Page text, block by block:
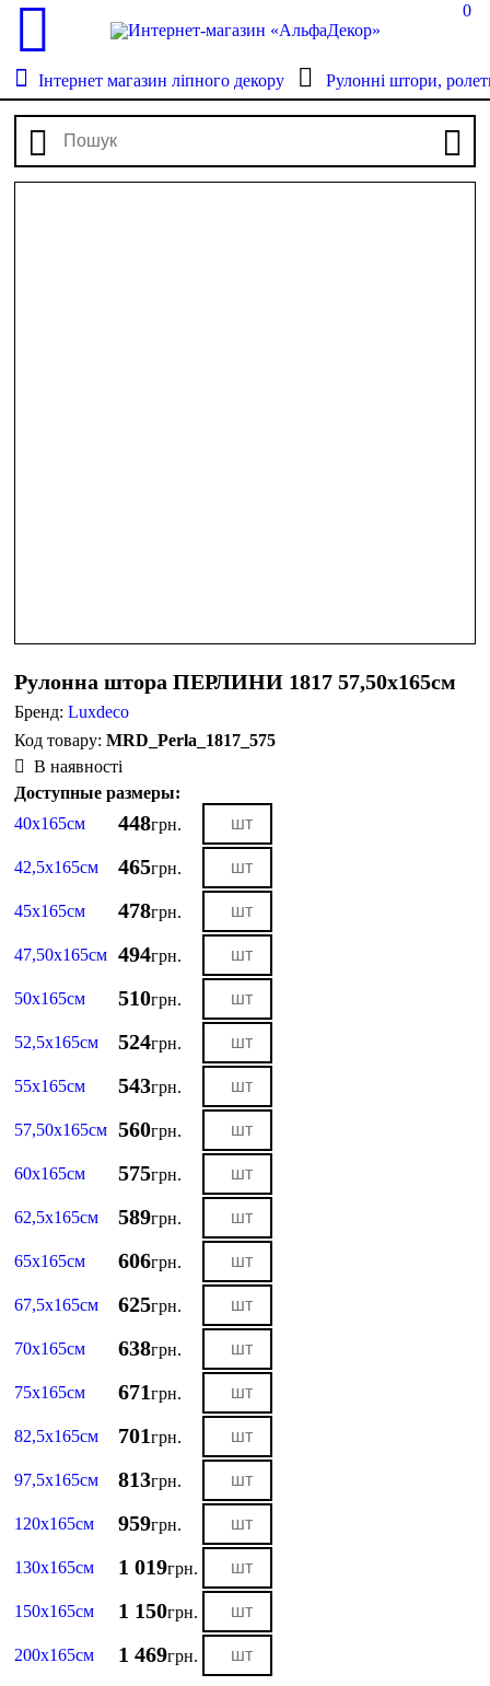
0
Інтернет магазин ліпного декору Рулонні штори,
Рулонна штора ПЕРЛИНИ 1817 57,50х165см
Бренд:Luxdeco
MRD_Perla_1817_575
В наявності
Доступные размеры:
40х165см
448грн.
42,5х165см 465грн.
45х165см 478грн.
47,50х165см 494грн.
50х165см 510грн.
52,5х165см 524грн.
55х165см 543грн.
57,50х165см 560грн.
60х165см 575грн.
62,5х165см 589грн.
65х165см 606грн.
67,5х165см 625грн.
70х165см 638грн.
75х165см 671грн.
82,5х165см 701грн.
97,5х165см 813грн.
120х165см 959грн.
130х165см 1 019грн.
150х165см 1 150грн.
200х165см 1 469грн.